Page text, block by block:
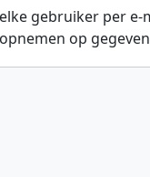
gebruiker per
op